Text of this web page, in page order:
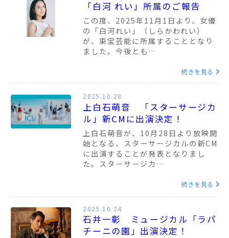
「白河 れい」所属のご報告
この度、2025年11月1日より、女優
の「白河れい」（しらかわれい）
が、東宝芸能に所属することとなり
ました。今後とも…
続きを見る
2025.10.28
上白石萌音 「スターサージカ
ル」新CMに出演決定！
上白石萌音が、10月28日より放映開
始となる、スターサージカルの新CM
に出演することが発表となりまし
た。スターサージカ…
続きを見る
2025.10.24
石井一彰 ミュージカル「ラパ
チーニの園」出演決定！